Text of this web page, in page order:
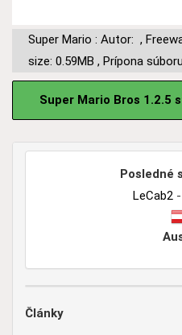
Super Mario : Autor: ,
size: 0.59MB , Prípona
Super Mario Bros 1.2.5
Posledné
LeCab2
Články